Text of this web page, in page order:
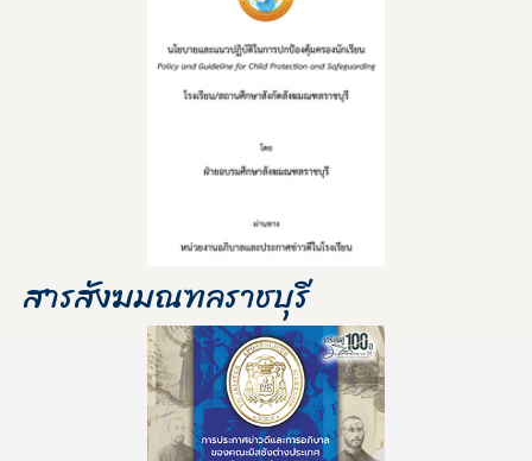
สารสังฆมณฑลราชบุรี